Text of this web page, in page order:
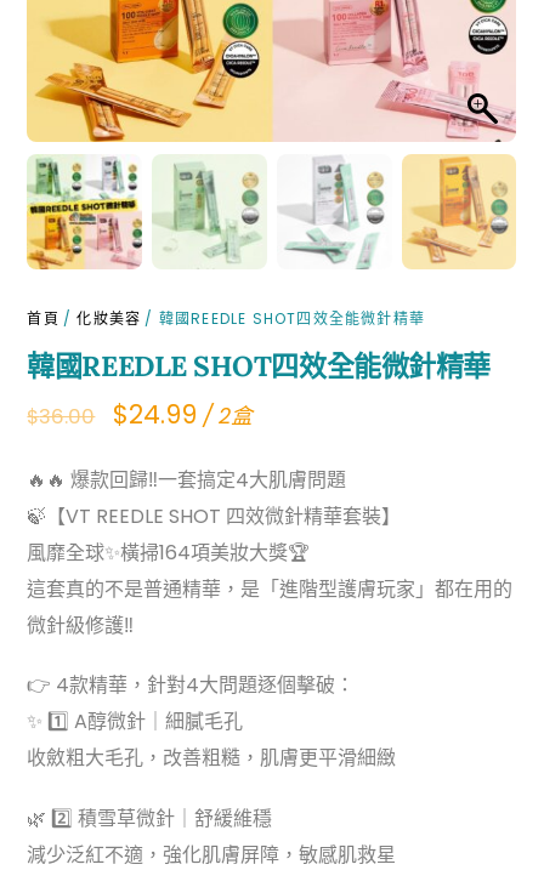
首頁 /化妝美容 / 韓國REEDLE SHOT四效全能微針精華
韓國REEDLE SHOT四效全能微針精華
$36.00
Original
was:
$36.00.
$24.99Current
is:
$24.99.
/ 2盒
🔥🔥 爆款回歸‼️一套搞定4大肌膚問題
🍃【VT REEDLE SHOT 四效微針精華套裝】
風靡全球✨橫掃164項美妝大獎🏆
這套真的不是普通精華，是「進階型護膚玩家」都在用的
微針級修護‼️
👉 4款精華，針對4大問題逐個擊破：
✨ 1️⃣ A醇微針｜細膩毛孔
收斂粗大毛孔，改善粗糙，肌膚更平滑細緻
🌿 2️⃣ 積雪草微針｜舒緩維穩
減少泛紅不適，強化肌膚屏障，敏感肌救星